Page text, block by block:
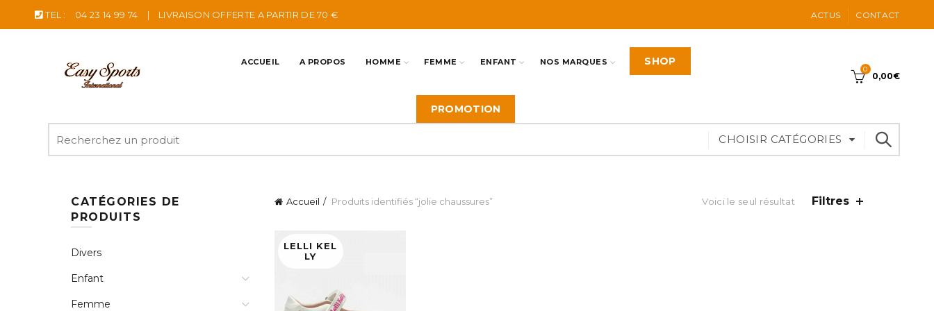
TEL : 04 23 14 99 74 | LIVRAISON OFFERTE A PARTIR DE 70 € ACTUS CONTACT
ACCUEIL A PROPOS HOMME FEMME ENFANT NOS MARQUES SHOP
PROMOTION
0
0,00€
pour
:
CHOISIR CATÉGORIES
Accueil Produits identifiés “jolie chaussures” Voici le seul résultat Filtres
LELLI KEL
LY
CATÉGORIES DE
PRODUITS
Divers
Enfant
Femme